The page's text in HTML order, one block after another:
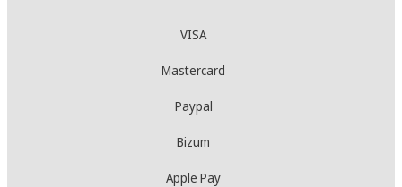
VISA
Mastercard
Paypal
Bizum
Apple Pay